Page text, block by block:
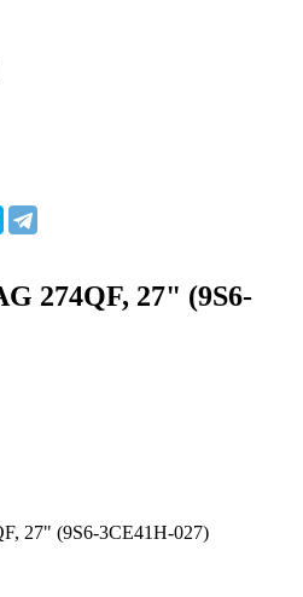
274QF, 27" (9S6-
27" (9S6-3CE41H-027)